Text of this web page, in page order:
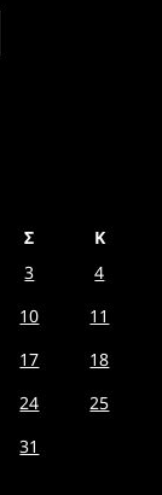
Σ
Κ
3
4
10
11
17
18
24
25
31